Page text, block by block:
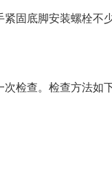
固底脚安装螺栓不
检查。检查方法如